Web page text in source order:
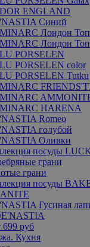
ENGLAND
Синий
Лондон
Лондон
PORSELEN
PORSELEN color
PORSELEN Tutku
HARENA
Romeo
голубой
Оливки
посуды
грани
грани
посуды
Гусиная
руб
Кухня